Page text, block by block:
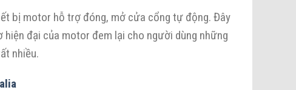
bị motor hỗ trợ đóng, mở cửa cổng tự động. Đây
đại của motor đem lại cho người dùng những
nhiều.